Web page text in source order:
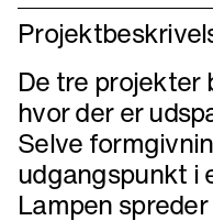
De tre projekter
hvor der er
Selve
udgangspunkt i
Lampen